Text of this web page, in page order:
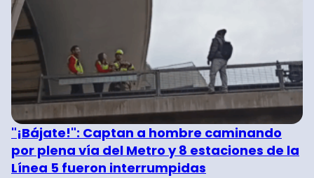
"¡Bájate!": Captan a hombre caminando
por plena vía del Metro y 8 estaciones de la
Línea 5 fueron interrumpidas